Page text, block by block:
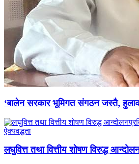
‘बालेन सरकार भूमिगत संगठन जस्तै,
लघुवित्त तथा वित्तीय शोषण विरुद्ध